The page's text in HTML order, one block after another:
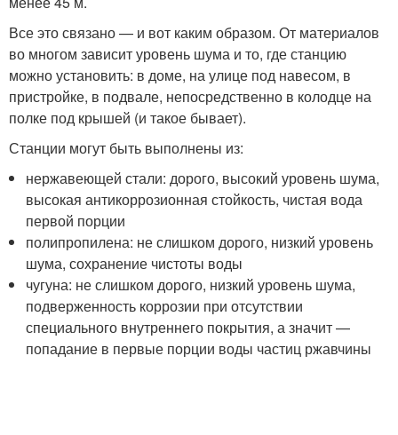
Все это связано — и вот каким образом. От материалов
во многом зависит уровень шума и то, где станцию
можно установить: в доме, на улице под навесом, в
пристройке, в подвале, непосредственно в колодце на
полке под крышей (и такое бывает).
Станции могут быть выполнены из:
нержавеющей стали: дорого, высокий уровень шума,
высокая антикоррозионная стойкость, чистая вода
первой порции
полипропилена: не слишком дорого, низкий уровень
шума, сохранение чистоты воды
чугуна: не слишком дорого, низкий уровень шума,
подверженность коррозии при отсутствии
специального внутреннего покрытия, а значит —
попадание в первые порции воды частиц ржавчины